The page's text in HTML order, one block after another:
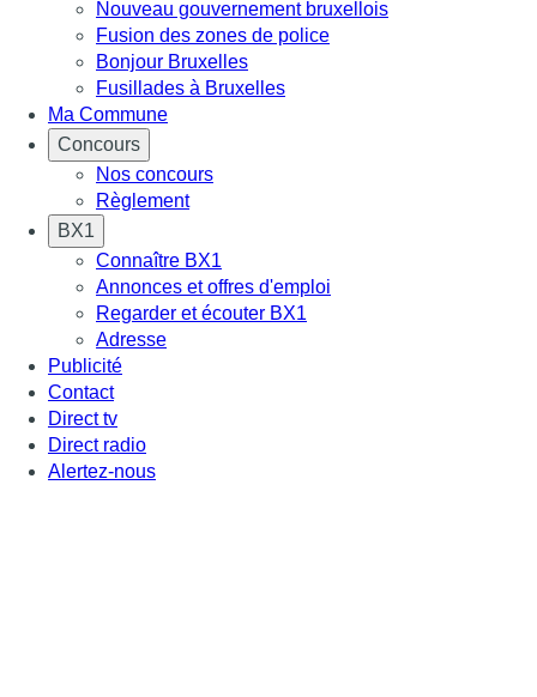
Nouveau gouvernement bruxellois
Fusion des zones de police
Bonjour Bruxelles
Fusillades à Bruxelles
Ma Commune
Concours
Nos concours
Règlement
BX1
Connaître BX1
Annonces et offres d'emploi
Regarder et écouter BX1
Adresse
Publicité
Contact
Direct tv
Direct radio
Alertez-nous